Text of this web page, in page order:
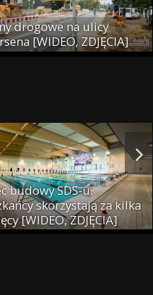
drogowe na ulicy
[WIDEO, ZDJĘCIA]
budowy SDS-u.
skorzystają za kilka
[WIDEO, ZDJĘCIA]